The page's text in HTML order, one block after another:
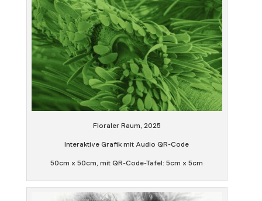
Floraler Raum, 2025
Interaktive Grafik mit Audio QR-Code
50cm x 50cm, mit QR-Code-Tafel: 5cm x 5cm